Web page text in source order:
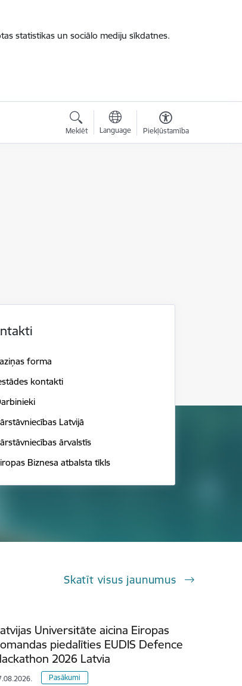
statistikas un sociālo mediju sīkdatnes.
Meklēt Language Piekļūstamība
forma
kontakti
Latvijā
ārvalstīs
Biznesa atbalsta tīkls
Skatīt visus jaunumus
Universitāte aicina Eiropas
piedalīties EUDIS Defence
2026 Latvia
Pasākumi